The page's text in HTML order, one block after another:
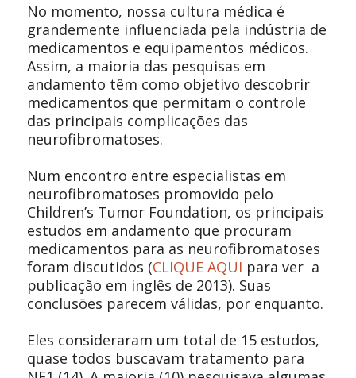
No momento, nossa cultura médica é
grandemente influenciada pela indústria de
medicamentos e equipamentos médicos.
Assim, a maioria das pesquisas em
andamento têm como objetivo descobrir
medicamentos que permitam o controle
das principais complicações das
neurofibromatoses.
Num encontro entre especialistas em
neurofibromatoses promovido pelo
Children’s Tumor Foundation, os principais
estudos em andamento que procuram
medicamentos para as neurofibromatoses
foram discutidos (CLIQUE AQUI para ver a
publicação em inglês de 2013). Suas
conclusões parecem válidas, por enquanto.
Eles consideraram um total de 15 estudos,
quase todos buscavam tratamento para